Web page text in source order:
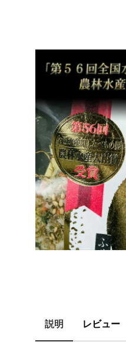
説明 レビュー